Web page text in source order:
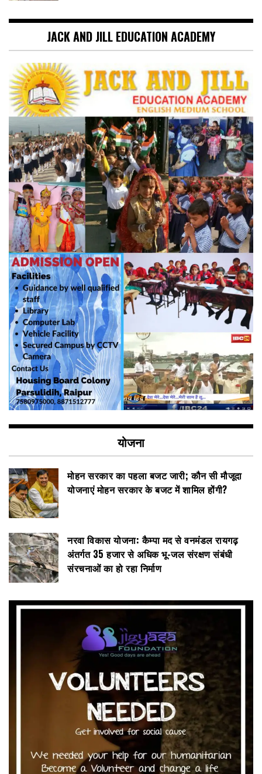
JACK AND JILL EDUCATION ACADEMY
योजना
मोहन सरकार का पहला बजट जारी; कौन सी मौजूदा
योजनाएं मोहन सरकार के बजट में शामिल होंगी?
नरवा विकास योजना: कैम्पा मद से वनमंडल रायगढ़
अंतर्गत 35 हजार से अधिक भू-जल संरक्षण संबंधी
संरचनाओं का हो रहा निर्माण